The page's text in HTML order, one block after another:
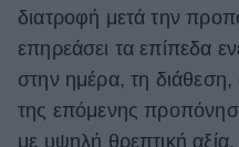
διατροφή μετά την
επηρεάσει τα επίπεδα
στην ημέρα, τη διάθεση,
της επόμενης
με υψηλή θρεπτική